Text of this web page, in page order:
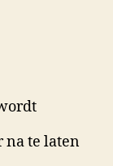
te laten